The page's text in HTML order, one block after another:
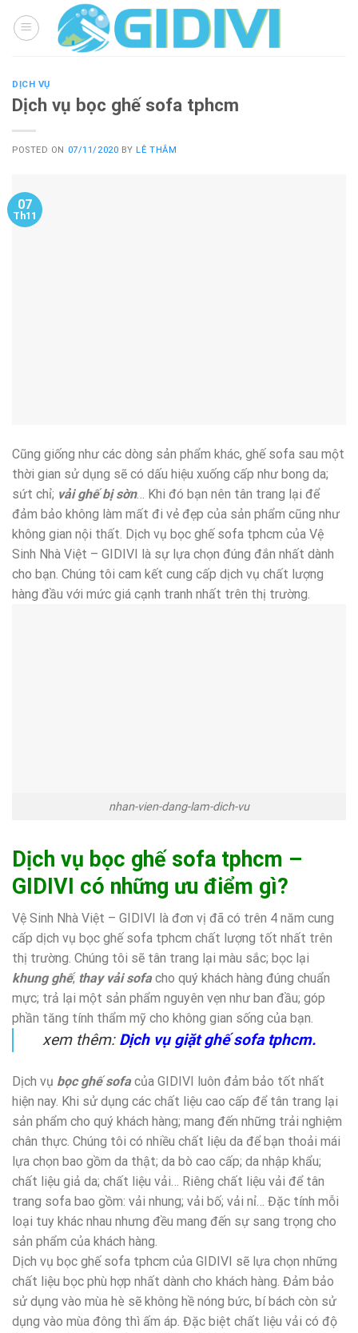
DỊCH VỤ
Dịch vụ bọc ghế sofa tphcm
POSTED ON 07/11/2020 BY LÊ THẮM
07
Th11
Cũng giống như các dòng sản phẩm khác, ghế sofa sau một
thời gian sử dụng sẽ có dấu hiệu xuống cấp như bong da;
sứt chỉ; vải ghế bị sờn… Khi đó bạn nên tân trang lại để
đảm bảo không làm mất đi vẻ đẹp của sản phẩm cũng như
không gian nội thất. Dịch vụ bọc ghế sofa tphcm của Vệ
Sinh Nhà Việt – GIDIVI là sự lựa chọn đúng đắn nhất dành
cho bạn. Chúng tôi cam kết cung cấp dịch vụ chất lượng
hàng đầu với mức giá cạnh tranh nhất trên thị trường.
nhan-vien-dang-lam-dich-vu
Dịch vụ bọc ghế sofa tphcm –
GIDIVI có những ưu điểm gì?
Vệ Sinh Nhà Việt – GIDIVI là đơn vị đã có trên 4 năm cung
cấp dịch vụ bọc ghế sofa tphcm chất lượng tốt nhất trên
thị trường. Chúng tôi sẽ tân trang lại màu sắc; bọc lại
khung ghế; thay vải sofacho quý khách hàng đúng chuẩn
mực; trả lại một sản phẩm nguyên vẹn như ban đầu; góp
phần tăng tính thẩm mỹ cho không gian sống của bạn.
xem thêm: Dịch vụ giặt ghế sofa tphcm.
Dịch vụ bọc ghế sofa của GIDIVI luôn đảm bảo tốt nhất
hiện nay. Khi sử dụng các chất liệu cao cấp để tân trang lại
sản phẩm cho quý khách hàng; mang đến những trải nghiệm
chân thực. Chúng tôi có nhiều chất liệu da để bạn thoải mái
lựa chọn bao gồm da thật; da bò cao cấp; da nhập khẩu;
chất liệu giả da; chất liệu vải… Riêng chất liệu vải để tân
trang sofa bao gồm: vải nhung; vải bố; vải nỉ… Đặc tính mỗi
loại tuy khác nhau nhưng đều mang đến sự sang trọng cho
sản phẩm của khách hàng.
Dịch vụ bọc ghế sofa tphcm của GIDIVI sẽ lựa chọn những
chất liệu bọc phù hợp nhất dành cho khách hàng. Đảm bảo
sử dụng vào mùa hè sẽ không hề nóng bức, bí bách còn sử
dụng vào mùa đông thì ấm áp. Đặc biệt chất liệu vải có độ